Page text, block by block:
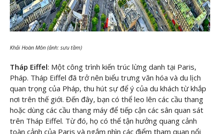
Khải Hoàn Môn (ảnh: sưu tầm)
Tháp Eiffel: Một công trình kiến trúc lừng danh tại Paris,
Pháp. Tháp Eiffel đã trở nên biểu trưng văn hóa và du lịch
quan trọng của Pháp, thu hút sự để ý của du khách từ khắp
nơi trên thế giới. Đến đây, bạn có thể leo lên các cầu thang
hoặc dùng các cầu thang máy để tiếp cận các sân quan sát
trên Tháp Eiffel. Từ đó, họ có thể tận hưởng quang cảnh
toàn cảnh của Paris và ngắm nhìn các điểm tham quan nổi